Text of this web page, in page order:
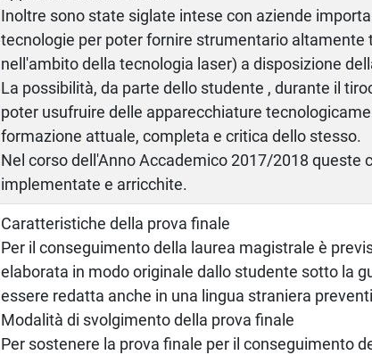
Inoltre sono state siglate intese con aziende
tecnologie per poter fornire strumentario altamente
nell'ambito della tecnologia laser) a disposizione
La possibilità, da parte dello studente , durante il
poter usufruire delle apparecchiature
formazione attuale, completa e critica dello stesso.
Nel corso dell'Anno Accademico 2017/2018 queste
implementate e arricchite.
Caratteristiche della prova finale
Per il conseguimento della laurea magistrale è
elaborata in modo originale dallo studente sotto la
essere redatta anche in una lingua straniera
Modalità di svolgimento della prova finale
Per sostenere la prova finale per il conseguimento